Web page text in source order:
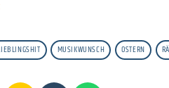
MUSIKWUNSCH OSTERN